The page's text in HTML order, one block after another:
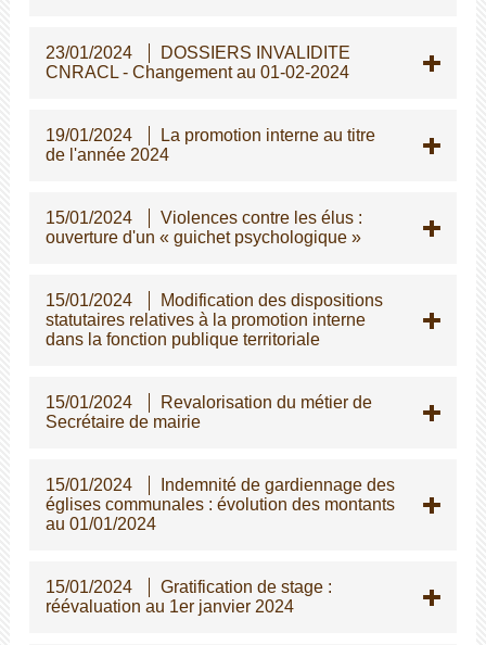
23/01/2024
DOSSIERS INVALIDITE
CNRACL - Changement au 01-02-2024
19/01/2024
La promotion interne au titre
de l'année 2024
15/01/2024
Violences contre les élus :
ouverture d'un « guichet psychologique »
15/01/2024
Modification des dispositions
statutaires relatives à la promotion interne
dans la fonction publique territoriale
15/01/2024
Revalorisation du métier de
Secrétaire de mairie
15/01/2024
Indemnité de gardiennage des
églises communales : évolution des montants
au 01/01/2024
15/01/2024
Gratification de stage :
réévaluation au 1er janvier 2024